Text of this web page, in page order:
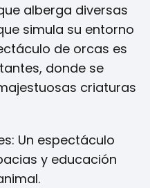
alberga diversas
simula su entorno
de orcas es
donde se
criaturas
Un espectáculo
y educación